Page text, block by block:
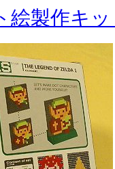
絵製作キ